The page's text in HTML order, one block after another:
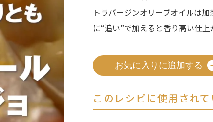
トラバージンオリーブオイルは
に“追い”で加えると香り高い仕上
お気に入りに追加する
このレシピに使用され